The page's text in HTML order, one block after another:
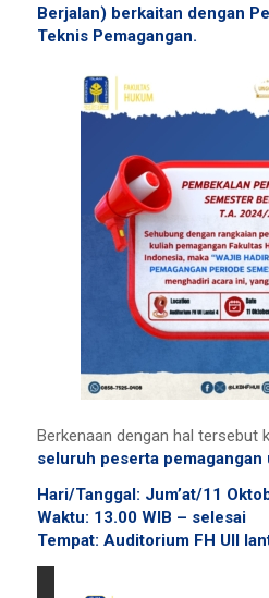
Berjalan) berkaitan dengan
Teknis Pemagangan.
Berkenaan dengan hal tersebut
seluruh peserta pemagangan
Hari/Tanggal: Jum’at/11
Waktu: 13.00 WIB – selesai
Tempat: Auditorium FH UII